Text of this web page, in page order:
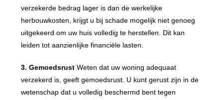
verzekerde bedrag lager is dan de werkelijke
herbouwkosten, krijgt u bij schade mogelijk niet genoeg
uitgekeerd om uw huis volledig te herstellen. Dit kan
leiden tot aanzienlijke financiële lasten.
3. Gemoedsrust Weten dat uw woning adequaat
verzekerd is, geeft gemoedsrust. U kunt gerust zijn in de
wetenschap dat u volledig beschermd bent tegen